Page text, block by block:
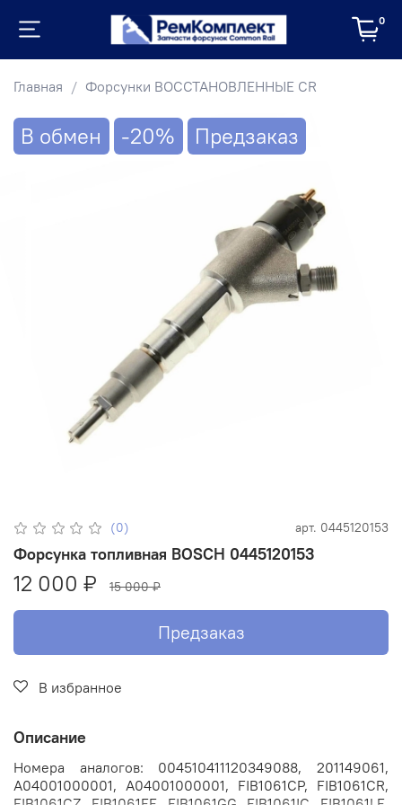
0
Главная Форсунки ВОССТАНОВЛЕННЫЕ CR
В обмен -20% Предзаказ
(0) арт. 0445120153
Форсунка топливная BOSCH 0445120153
12 000 ₽ 15 000 ₽
Предзаказ
В избранное
Описание
Номера аналогов: 004510411120349088, 201149061,
A04001000001, А04001000001, FIB1061CP, FIB1061CR,